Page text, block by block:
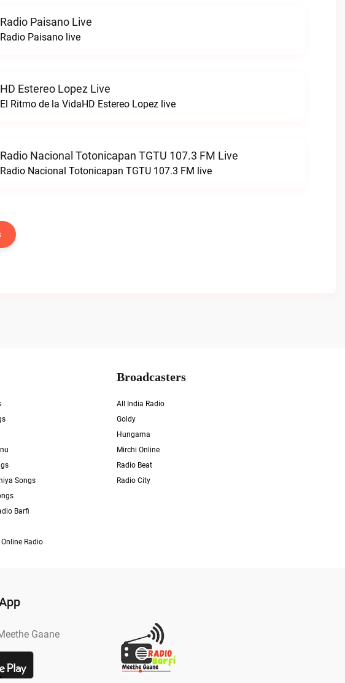
Radio Paisano Live
Radio Paisano live
HD Estereo Lopez Live
El Ritmo de la VidaHD Estereo Lopez live
Radio Nacional Totonicapan TGTU 107.3 FM Live
Radio Nacional Totonicapan TGTU 107.3 FM live
Songs
Barfi
Radio
Broadcasters
All India Radio
Goldy
Hungama
Mirchi Online
Radio Beat
Radio City
Gaane